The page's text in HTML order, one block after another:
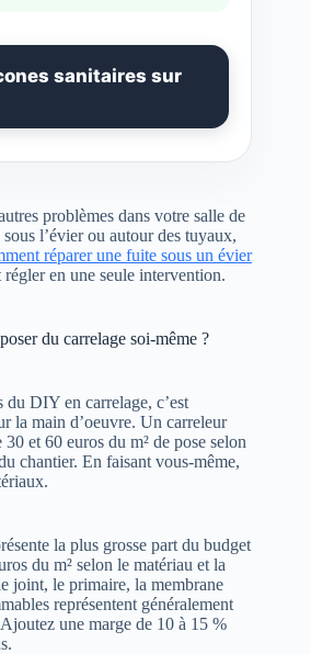
sanitaires sur
problèmes dans votre salle de
l’évier ou autour des tuyaux,
réparer une fuite sous un évier
en une seule intervention.
du carrelage soi-même ?
du DIY en carrelage, c’est
la main d’oeuvre. Un carreleur
et 60 euros du m² de pose selon
chantier. En faisant vous-même,
la plus grosse part du budget
du m² selon le matériau et la
joint, le primaire, la membrane
représentent généralement
une marge de 10 à 15 %